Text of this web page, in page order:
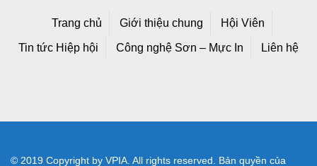
Trang chủ Giới thiệu chung Hội Viên
Tin tức Hiệp hội Công nghệ Sơn – Mực In Liên hệ
© 2019 Copyright by VPIA. All rights reserved. Bản quyền của